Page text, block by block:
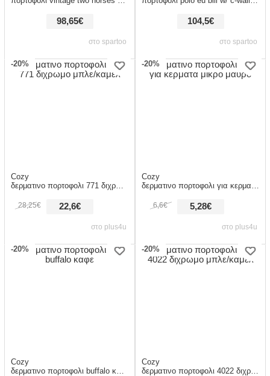
στο spartoo
98,65€
στο spartoo
104,5€
-20%
στο plus4u
Cozy
δερματινο πορτοφολι 771 διχρωμο μπλε/καμελ
22,6€
28,25€
-20%
στο plus4u
Cozy
δερματινο πορτοφολι για κερματα μικρο μαυρο
5,28€
6,6€
-20%
Cozy
δερματινο πορτοφολι buffalo καφε
-20%
Cozy
δερματινο πορτοφολι 4022 διχρωμο μπλε/καμελ